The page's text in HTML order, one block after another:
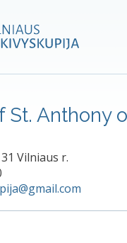
St. Anthony
Vilniaus r.